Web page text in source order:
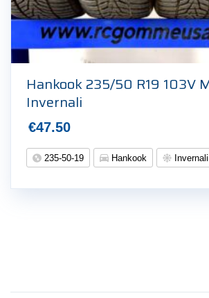
Hankook 235/50 R19 103V
Invernali
€47.50
235-50-19 Hankook Invernali